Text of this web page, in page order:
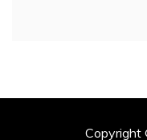
Copyright